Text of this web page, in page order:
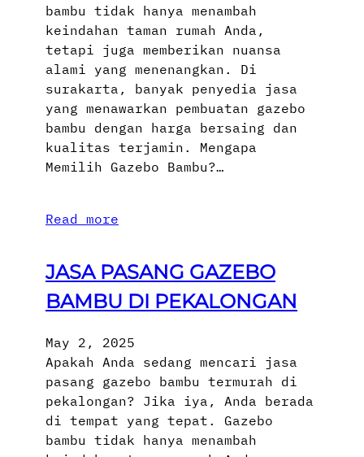
bambu tidak hanya menambah
keindahan taman rumah Anda,
tetapi juga memberikan nuansa
alami yang menenangkan. Di
surakarta, banyak penyedia jasa
yang menawarkan pembuatan gazebo
bambu dengan harga bersaing dan
kualitas terjamin. Mengapa
Memilih Gazebo Bambu?…
Read more
JASA PASANG GAZEBO
BAMBU DI PEKALONGAN
May 2, 2025
Apakah Anda sedang mencari jasa
pasang gazebo bambu termurah di
pekalongan? Jika iya, Anda berada
di tempat yang tepat. Gazebo
bambu tidak hanya menambah